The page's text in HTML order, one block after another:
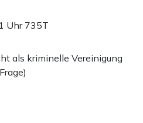
Uhr 735T
als kriminelle Vereinigung